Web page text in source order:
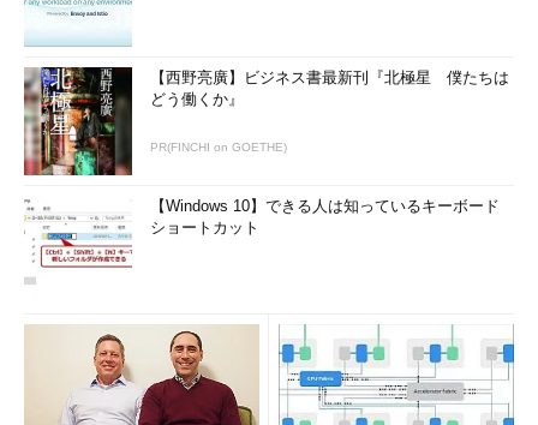
【西野亮廣】ビジネス書最新刊『北極星 僕たちは
どう働くか』
PR(FINCHI on GOETHE)
【Windows 10】できる人は知っているキーボード
ショートカット